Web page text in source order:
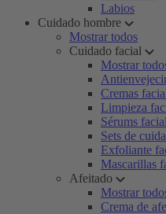
Labios
Cuidado hombre
Mostrar todos
Cuidado facial
Mostrar
Cremas
Limpieza
Sérums
Sets de
Exfoliante
Mascarillas
Afeitado
Mostrar
Crema de